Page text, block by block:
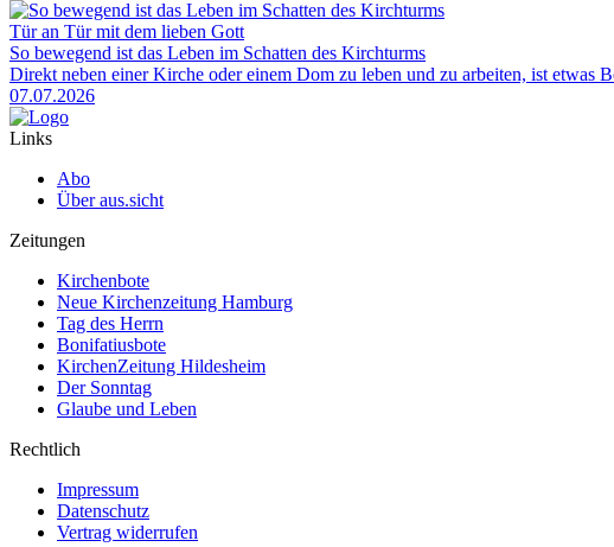
Tür an Tür mit dem lieben Gott
So bewegend ist das Leben im Schatten des Kirchturms
Direkt neben einer Kirche oder einem Dom zu leben und zu arbeiten, ist etwas
07.07.2026
Links
Abo
Über aus.sicht
Zeitungen
Kirchenbote
Neue Kirchenzeitung Hamburg
Tag des Herrn
Bonifatiusbote
KirchenZeitung Hildesheim
Der Sonntag
Glaube und Leben
Rechtlich
Impressum
Datenschutz
Vertrag widerrufen